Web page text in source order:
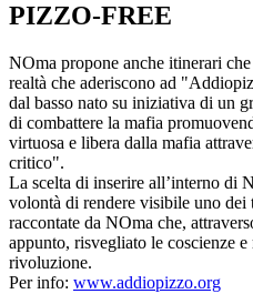
PIZZO-FREE
NOma propone anche itinerari
realtà che aderiscono ad
dal basso nato su iniziativa di un
di combattere la mafia
virtuosa e libera dalla mafia
critico".
La scelta di inserire all’interno di
volontà di rendere visibile uno dei
raccontate da NOma che,
appunto, risvegliato le coscienze
rivoluzione.
Per info: www.addiopizzo.org